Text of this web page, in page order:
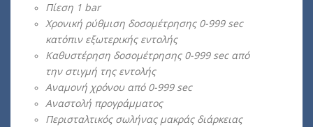
Πίεση 1 bar
Χρονική ρύθμιση δοσομέτρησης 0-999 sec
κατόπιν εξωτερικής εντολής
Καθυστέρηση δοσομέτρησης 0-999 sec από
την στιγμή της εντολής
Αναμονή χρόνου από 0-999 sec
Αναστολή προγράμματος
Περισταλτικός σωλήνας μακράς διάρκειας